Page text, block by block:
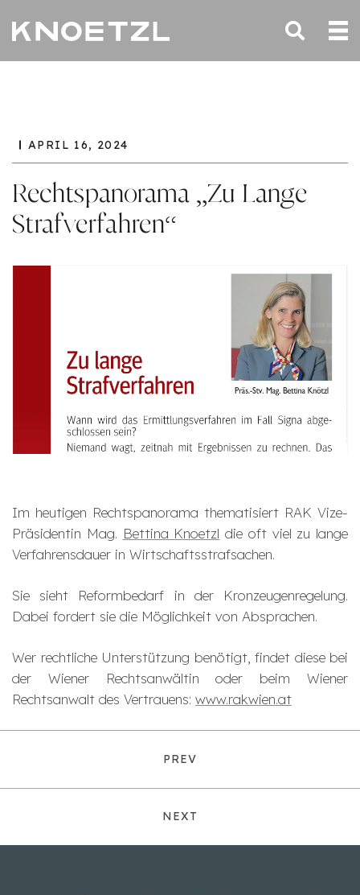
APRIL 16, 2024
Rechtspanorama „Zu Lange
Strafverfahren“
Im heutigen Rechtspanorama thematisiert RAK Vize-
Präsidentin Mag. Bettina Knoetzl die oft viel zu lange
Verfahrensdauer in Wirtschaftsstrafsachen.
Sie sieht Reformbedarf in der Kronzeugenregelung.
Dabei fordert sie die Möglichkeit von Absprachen.
Wer rechtliche Unterstützung benötigt, findet diese bei
der Wiener Rechtsanwältin oder beim Wiener
Rechtsanwalt des Vertrauens: www.rakwien.at
PREV
NEXT